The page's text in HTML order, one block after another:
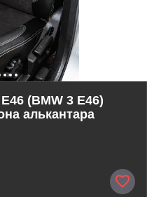
(BMW 3 E46)
алькантара